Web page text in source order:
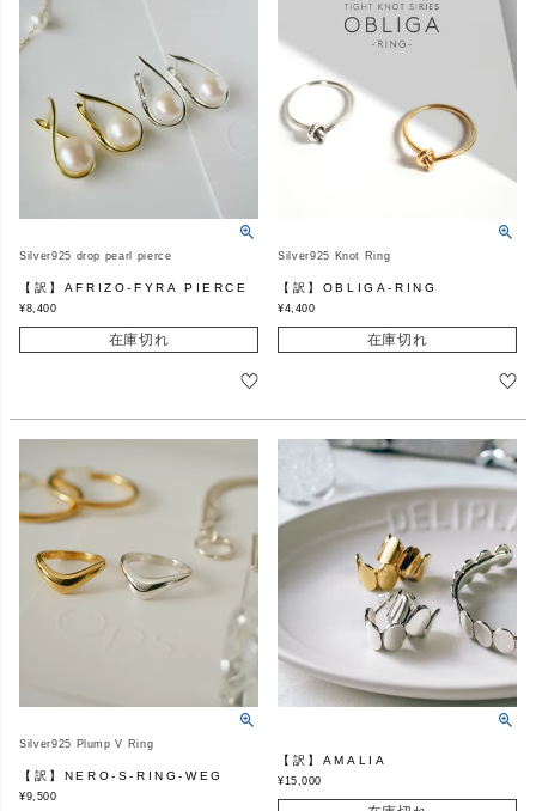
Silver925 drop pearl pierce
【訳】AFRIZO-FYRA PIERCE
¥8,400
在庫切れ
Silver925 Knot Ring
【訳】OBLIGA-RING
¥4,400
在庫切れ
Silver925 Plump V Ring
【訳】NERO-S-RING-WEG
¥9,500
【訳】AMALIA
¥15,000